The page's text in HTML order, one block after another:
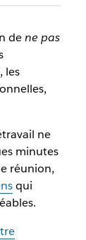
les
de
dene pas
les
ne
minutes
réunion,
qui